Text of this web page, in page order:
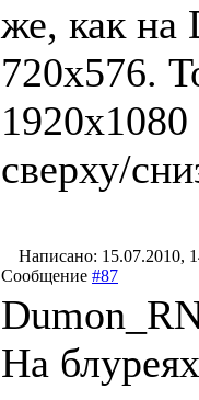
же, как на
720х576.
сверху/
Написано: 15.07.2010,
Сообщение #87
На